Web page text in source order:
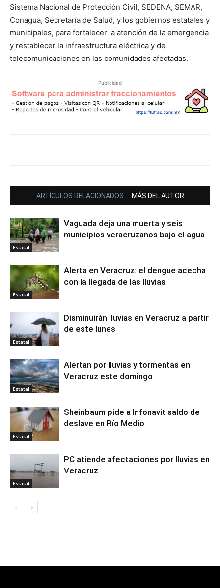
Sistema Nacional de Protección Civil, SEDENA, SEMAR,
Conagua, Secretaría de Salud, y los gobiernos estatales y
municipales, para fortalecer la atención de la emergencia
y restablecer la infraestructura eléctrica y de
telecomunicaciones en las comunidades afectadas.
Publicidad
ARTÍCULOS RELACIONADOS MÁS DEL AUTOR
Estatal
Vaguada deja una muerta y seis
municipios veracruzanos bajo el agua
Estatal
Alerta en Veracruz: el dengue acecha
con la llegada de las lluvias
Estatal
Disminuirán lluvias en Veracruz a partir
de este lunes
Estatal
Alertan por lluvias y tormentas en
Veracruz este domingo
Estatal
Sheinbaum pide a Infonavit saldo de
deslave en Río Medio
Estatal
PC atiende afectaciones por lluvias en
Veracruz